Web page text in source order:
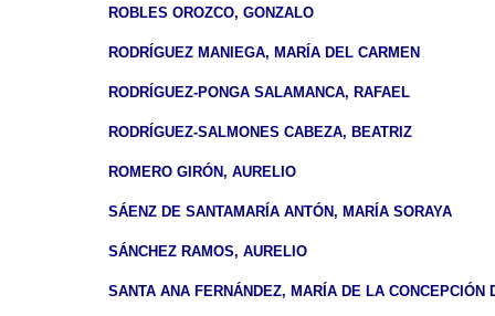
ROBLES OROZCO, GONZALO
RODRÍGUEZ MANIEGA, MARÍA DEL CARMEN
RODRÍGUEZ-PONGA SALAMANCA, RAFAEL
RODRÍGUEZ-SALMONES CABEZA, BEATRIZ
ROMERO GIRÓN, AURELIO
SÁENZ DE SANTAMARÍA ANTÓN, MARÍA SORAYA
SÁNCHEZ RAMOS, AURELIO
SANTA ANA FERNÁNDEZ, MARÍA DE LA CONCEPCIÓN